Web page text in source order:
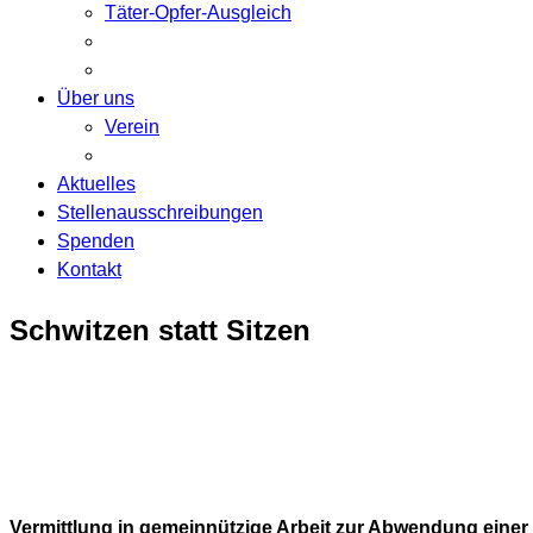
Täter-Opfer-Ausgleich
Über uns
Verein
Aktuelles
Stellenausschreibungen
Spenden
Kontakt
Schwitzen statt Sitzen
Vermittlung in gemeinnützige Arbeit zur Abwendung